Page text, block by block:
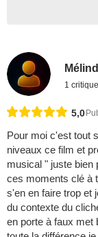
1 critique
5,0
Pour moi c'est tout
niveaux ce film et
musical " juste bien
ces moments clé à
s'en en faire trop et
du contexte du
en porte à faux met